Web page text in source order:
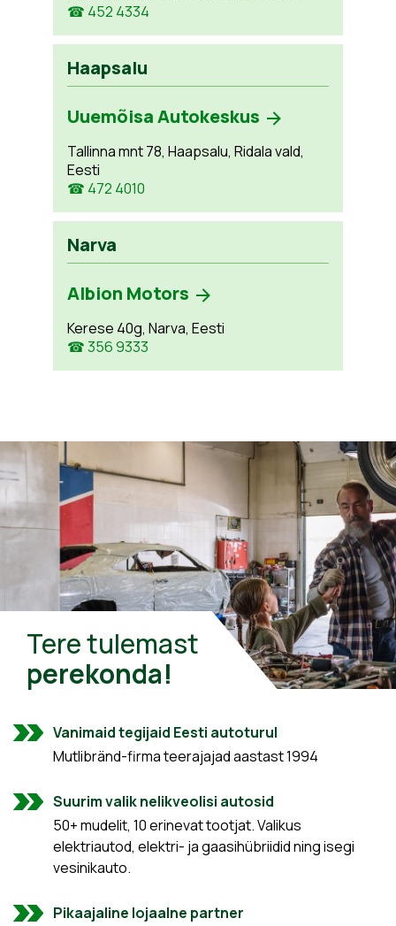
☎ 452 4334
Haapsalu
Uuemõisa Autokeskus
Tallinna mnt 78, Haapsalu, Ridala vald,
Eesti
☎ 472 4010
Narva
Albion Motors
Kerese 40g, Narva, Eesti
☎ 356 9333
Tere tulemast
perekonda!
Vanimaid tegijaid Eesti autoturul
Mutlibränd-firma teerajajad aastast 1994
Suurim valik nelikveolisi autosid
50+ mudelit, 10 erinevat tootjat. Valikus
elektriautod, elektri- ja gaasihübriidid ning isegi
vesinikauto.
Pikaajaline lojaalne partner